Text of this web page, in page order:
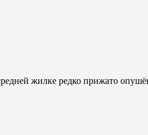
жилке редко прижато